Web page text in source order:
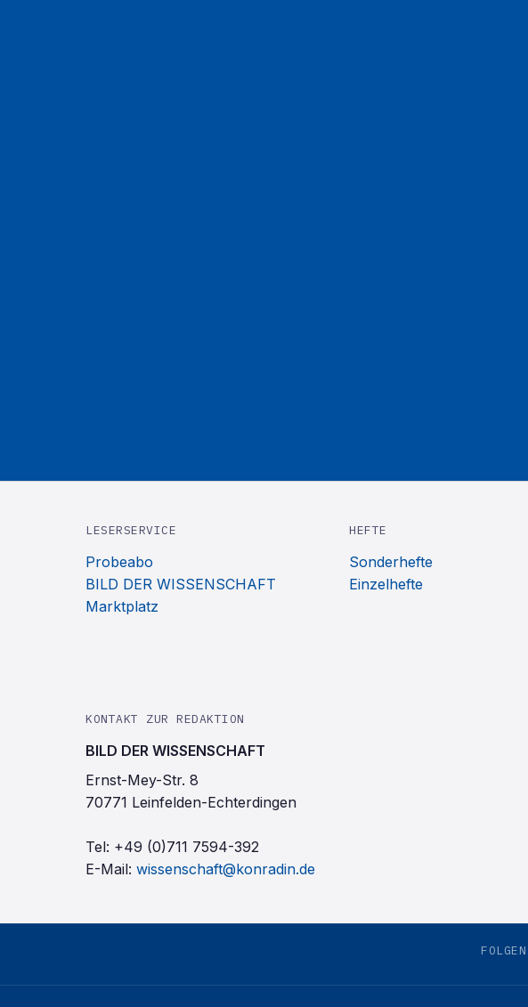
LESERSERVICE
Probeabo
BILD DER WISSENSCHAFT
Marktplatz
HEFTE
Sonderhefte
Einzelhefte
KONTAKT ZUR REDAKTION
BILD DER WISSENSCHAFT
Ernst-Mey-Str. 8
70771 Leinfelden-Echterdingen
Tel: +49 (0)711 7594-392
E-Mail: wissenschaft@konradin.de